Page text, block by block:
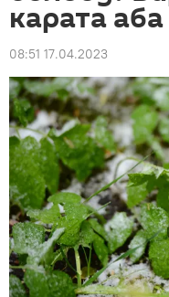
карата
08:51 17.04.2023